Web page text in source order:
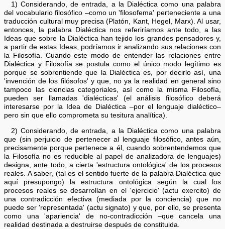
1) Considerando, de entrada, a la Dialéctica como una palabra
del vocabulario filosófico –como un 'filosofema' perteneciente a una
traducción cultural muy precisa (Platón, Kant, Hegel, Marx). Al usar,
entonces, la palabra Dialéctica nos referiríamos ante todo, a las
Ideas que sobre la Dialéctica han tejido los grandes pensadores y,
a partir de estas Ideas, podríamos ir analizando sus relaciones con
la Filosofía. Cuando este modo de entender las relaciones entre
Dialéctica y Filosofía se postula como el único modo legítimo es
porque se sobrentiende que la Dialéctica es, por decirlo así, una
'invención de los filósofos' y que, no ya la realidad en general sino
tampoco las ciencias categoriales, así como la misma Filosofía,
pueden ser llamadas 'dialécticas' (el análisis filosófico deberá
interesarse por la Idea de Dialéctica –por el lenguaje dialéctico–
pero sin que ello comprometa su tesitura analítica).
2) Considerando, de entrada, a la Dialéctica como una palabra
que (sin perjuicio de pertenecer al lenguaje filosófico, antes aún,
precisamente porque pertenece a él, cuando sobrentendemos que
la Filosofía no es reducible al papel de analizadora de lenguajes)
designa, ante todo, a cierta 'estructura ontológica' de los procesos
reales. A saber, (tal es el sentido fuerte de la palabra Dialéctica que
aquí presupongo) la estructura ontológica según la cual los
procesos reales se desarrollan en el 'ejercicio' (actu exercito) de
una contradicción efectiva (mediada por la conciencia) que no
puede ser 'representada' (actu signato) y que, por ello, se presenta
como una 'apariencia' de no-contradicción –que cancela una
realidad destinada a destruirse después de constituida.